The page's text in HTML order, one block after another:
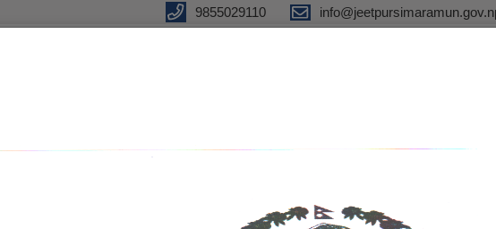
9855029110
Reports eGov Notices and